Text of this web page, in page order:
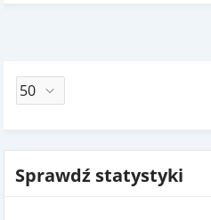
Sprawdź statystyki